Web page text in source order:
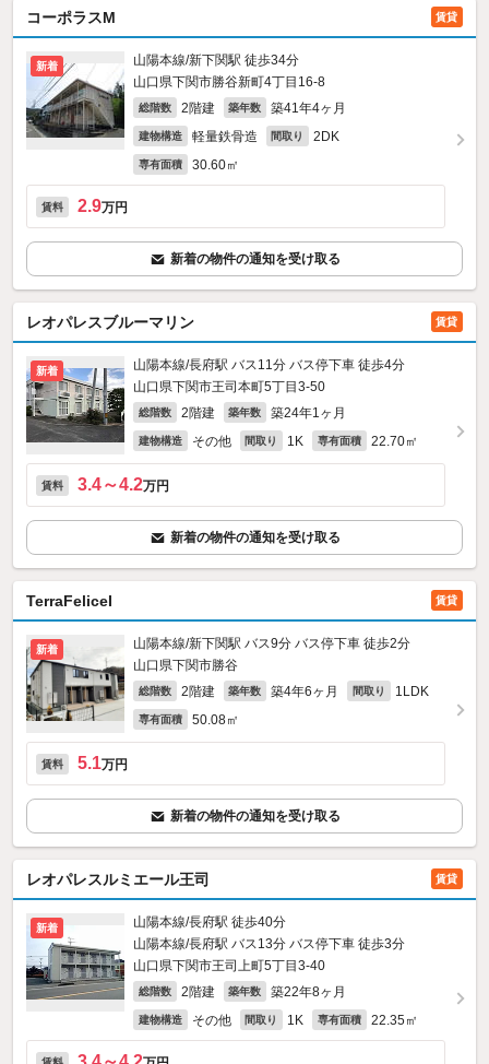
コーポラスM 賃貸
新着
山陽本線/新下関駅 徒歩34分
山口県下関市勝谷新町4丁目16-8
総階数 2階建 築年数 築41年4ヶ月
建物構造 軽量鉄骨造 間取り 2DK
専有面積 30.60㎡
賃料 2.9万円
新着の物件の通知を受け取る
レオパレスブルーマリン 賃貸
新着
山陽本線/長府駅 バス11分 バス停下車 徒歩4分
山口県下関市王司本町5丁目3-50
総階数 2階建 築年数 築24年1ヶ月
建物構造 その他 間取り 1K 専有面積 22.70㎡
賃料 3.4～4.2万円
新着の物件の通知を受け取る
TerraFeliceI 賃貸
新着
山陽本線/新下関駅 バス9分 バス停下車 徒歩2分
山口県下関市勝谷
総階数 2階建 築年数 築4年6ヶ月 間取り 1LDK
専有面積 50.08㎡
賃料 5.1万円
新着の物件の通知を受け取る
レオパレスルミエール王司 賃貸
新着
山陽本線/長府駅 徒歩40分
山陽本線/長府駅 バス13分 バス停下車 徒歩3分
山口県下関市王司上町5丁目3-40
総階数 2階建 築年数 築22年8ヶ月
建物構造 その他 間取り 1K 専有面積 22.35㎡